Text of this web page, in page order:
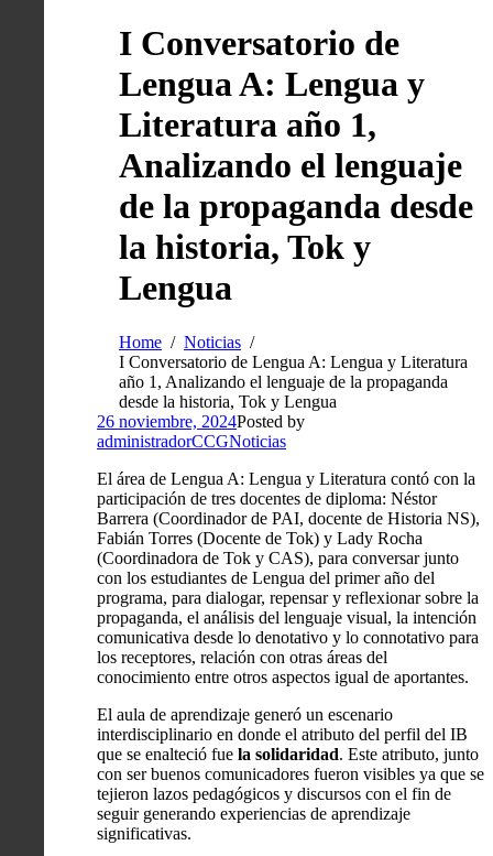
I Conversatorio de
Lengua A: Lengua y
Literatura año 1,
Analizando el lenguaje
de la propaganda desde
la historia, Tok y
Lengua
Home
Noticias
I Conversatorio de Lengua A: Lengua y Literatura
año 1, Analizando el lenguaje de la propaganda
desde la historia, Tok y Lengua
26 noviembre, 2024Posted by
administradorCCGNoticias
El área de Lengua A: Lengua y Literatura contó con la
participación de tres docentes de diploma: Néstor
Barrera (Coordinador de PAI, docente de Historia NS),
Fabián Torres (Docente de Tok) y Lady Rocha
(Coordinadora de Tok y CAS), para conversar junto
con los estudiantes de Lengua del primer año del
programa, para dialogar, repensar y reflexionar sobre la
propaganda, el análisis del lenguaje visual, la intención
comunicativa desde lo denotativo y lo connotativo para
los receptores, relación con otras áreas del
conocimiento entre otros aspectos igual de aportantes.
El aula de aprendizaje generó un escenario
interdisciplinario en donde el atributo del perfil del IB
que se enalteció fue la solidaridad. Este atributo, junto
con ser buenos comunicadores fueron visibles ya que se
tejieron lazos pedagógicos y discursos con el fin de
seguir generando experiencias de aprendizaje
significativas.